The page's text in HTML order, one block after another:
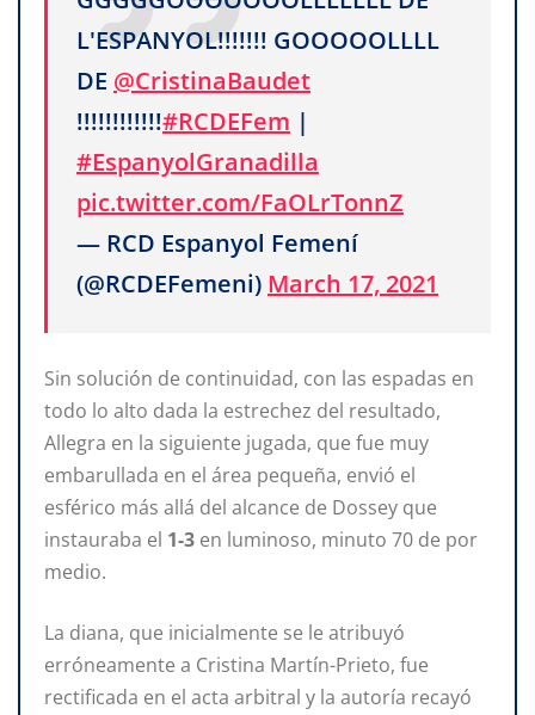
L'ESPANYOL!!!!!!! GOOOOOLLLL
DE @CristinaBaudet
!!!!!!!!!!!!#RCDEFem |
#EspanyolGranadilla
pic.twitter.com/FaOLrTonnZ
— RCD Espanyol Femení
(@RCDEFemeni) March 17, 2021
Sin solución de continuidad, con las espadas en
todo lo alto dada la estrechez del resultado,
Allegra en la siguiente jugada, que fue muy
embarullada en el área pequeña, envió el
esférico más allá del alcance de Dossey que
instauraba el 1-3 en luminoso, minuto 70 de por
medio.
La diana, que inicialmente se le atribuyó
erróneamente a Cristina Martín-Prieto, fue
rectificada en el acta arbitral y la autoría recayó